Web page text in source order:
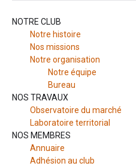
NOTRE CLUB
Notre histoire
Nos missions
Notre organisation
Notre équipe
Bureau
NOS TRAVAUX
Observatoire du marché
Laboratoire territorial
NOS MEMBRES
Annuaire
Adhésion au club